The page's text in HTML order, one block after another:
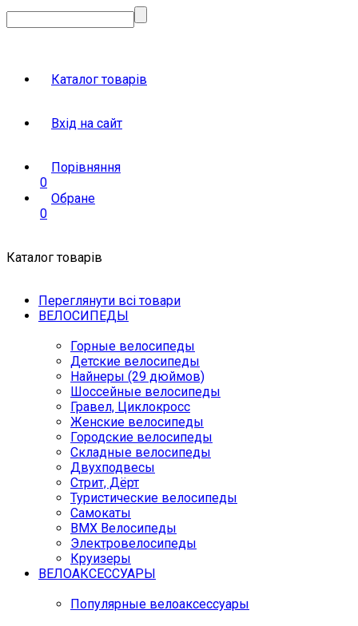
Каталог товарів
Вхід на сайт
Порівняння
0
Обране
0
Каталог товарів
Переглянути всі товари
ВЕЛОСИПЕДЫ
Горные велосипеды
Детские велосипеды
Найнеры (29 дюймов)
Шоссейные велосипеды
Гравел, Циклокросс
Женские велосипеды
Городcкие велосипеды
Складные велосипеды
Двухподвесы
Стрит, Дёрт
Туристические велосипеды
Самокаты
BMX Велосипеды
Электровелосипеды
Круизеры
ВЕЛОАКСЕССУАРЫ
Популярные велоаксессуары